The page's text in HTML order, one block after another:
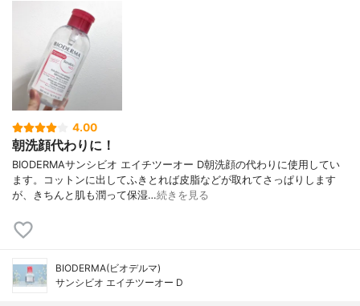
4.00
朝洗顔代わりに！
BIODERMAサンシビオ エイチツーオー D朝洗顔の代わりに使用してい
ます。コットンに出してふきとれば皮脂などが取れてさっぱりします
が、きちんと肌も潤って保湿…続きを見る
BIODERMA(ビオデルマ)
サンシビオ エイチツーオー D